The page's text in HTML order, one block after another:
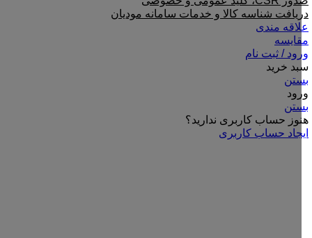
دریافت شناسه کالا و خدمات سامانه مودیان
علاقه مندی
مقایسه
ورود / ثبت نام
سبد خرید
بستن
ورود
بستن
هنوز حساب کاربری ندارید؟
ایجاد حساب کاربری